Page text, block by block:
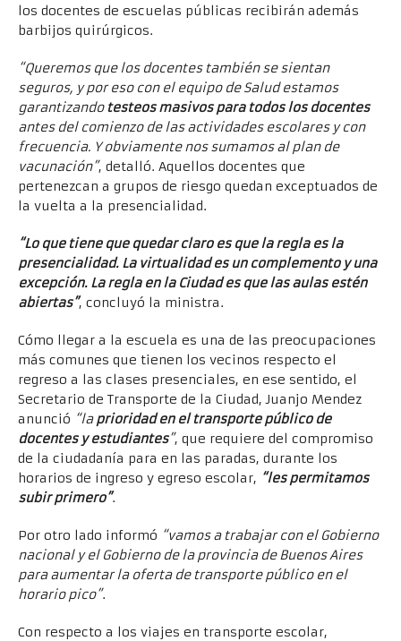
los docentes de escuelas públicas recibirán además
barbijos quirúrgicos.
“Queremos que los docentes también se sientan
seguros, y por eso con el equipo de Salud estamos
garantizandotesteos masivos para todos los docentes
antes del comienzo de las actividades escolares y con
frecuencia. Y obviamente nos sumamos al plan de
vacunación”, detalló. Aquellos docentes que
pertenezcan a grupos de riesgo quedan exceptuados de
la vuelta a la presencialidad.
“Lo que tiene que quedar claro es que la regla es la
presencialidad. La virtualidad es un complemento y una
excepción. La regla en la Ciudad es que las aulas estén
abiertas”, concluyó la ministra.
Cómo llegar a la escuela es una de las preocupaciones
más comunes que tienen los vecinos respecto el
regreso a las clases presenciales, en ese sentido, el
Secretario de Transporte de la Ciudad, Juanjo Mendez
anunció “laprioridad en el transporte público de
docentes y estudiantes”, que requiere del compromiso
de la ciudadanía para en las paradas, durante los
horarios de ingreso y egreso escolar, “les permitamos
subir primero”.
Por otro lado informó “vamos a trabajar con el Gobierno
nacional y el Gobierno de la provincia de Buenos Aires
para aumentar la oferta de transporte público en el
horario pico”.
Con respecto a los viajes en transporte escolar,